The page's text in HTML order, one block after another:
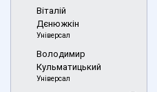
Віталій
Дєнюжкін
Універсал
Володимир
Кульматицький
Універсал